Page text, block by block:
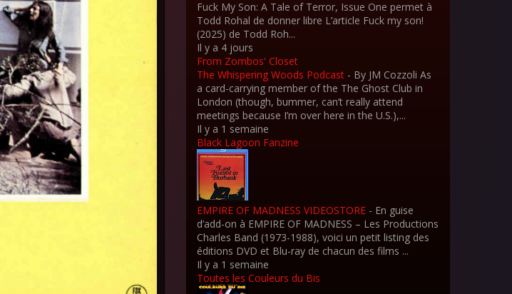
Fuck My Son: A Tale of Terror, Issue One permet à
Todd Rohal de donner libre L’article Fuck my son!
(2025) de Todd Roh...
Il y a 4 jours
From Zombos' Closet
The Whispering Woods Podcast - By JM Cozzoli As
a card-carrying member of the The Ghost Club in
London (though, bummer, can’t really attend
meetings because I’m over here in the U.S.),...
Il y a 1 semaine
Black Lagoon Fanzine
EMPIRE OF MADNESS VIDEOSTORE - En guise
d’add-on à EMPIRE OF MADNESS – Les Productions
Charles Band (1973-1988), voici un petit listing des
éditions DVD et Blu-ray de chacun des films ...
Il y a 1 semaine
Toutes les Couleurs du Bis